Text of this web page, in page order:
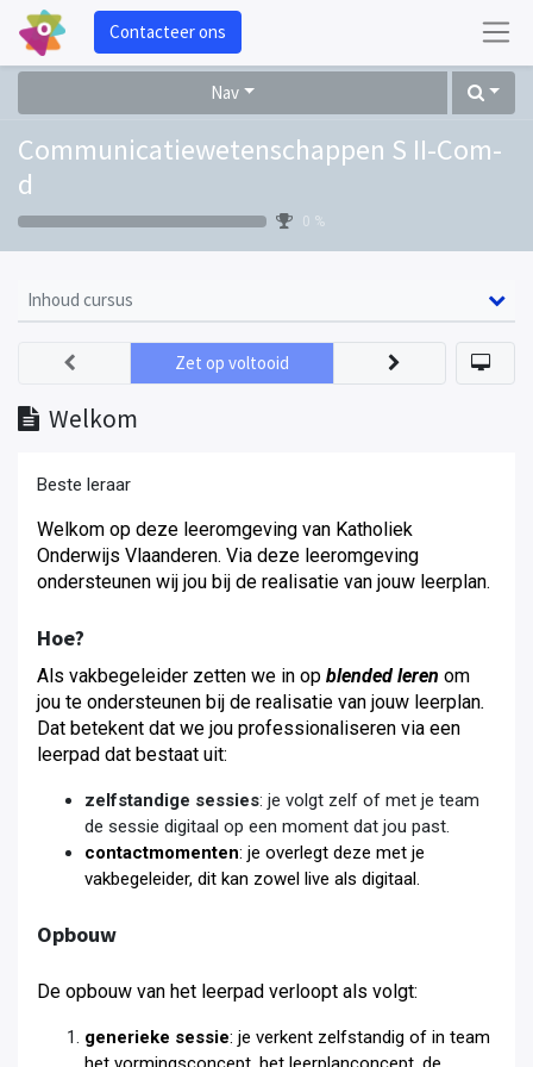
Contacteer ons
Nav
Communicatiewetenschappen S II-Com-
d
0 %
Inhoud cursus
Welkom
Zet op voltooid
Beste leraar
Welkom op deze leeromgeving van Katholiek
Onderwijs Vlaanderen. Via deze leeromgeving
ondersteunen wij jou bij de realisatie van jouw leerplan.
Hoe?
Als vakbegeleider zetten we in op blended leren om
jou te ondersteunen bij de realisatie van jouw leerplan.
Dat betekent dat we jou professionaliseren via een
leerpad dat bestaat uit:
zelfstandige sessies: je volgt zelf of met je team
de sessie digitaal op een moment dat jou past.
contactmomenten: je overlegt deze met je
vakbegeleider, dit kan zowel live als digitaal.
Opbouw
De opbouw van het leerpad verloopt als volgt:
generieke sessie: je verkent zelfstandig of in team